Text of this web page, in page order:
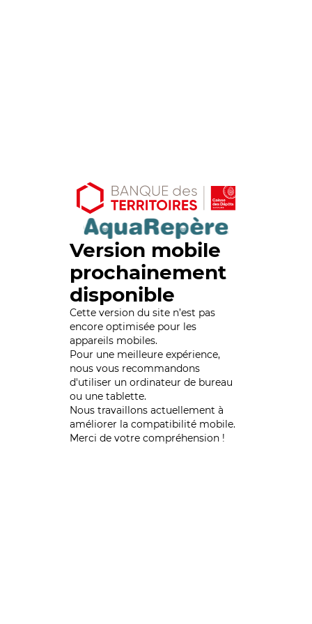
Version mobile
prochainement
disponible
Cette version du site n’est pas
encore optimisée pour les
appareils mobiles.
Pour une meilleure expérience,
nous vous recommandons
d'utiliser un ordinateur de bureau
ou une tablette.
Nous travaillons actuellement à
améliorer la compatibilité mobile.
Merci de votre compréhension !